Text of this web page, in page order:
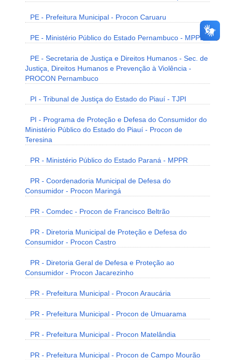
PE - Prefeitura Municipal - Procon Caruaru
PE - Ministério Público do Estado Pernambuco - MPPE
PE - Secretaria de Justiça e Direitos Humanos - Sec. de
Justiça, Direitos Humanos e Prevenção à Violência -
PROCON Pernambuco
PI - Tribunal de Justiça do Estado do Piauí - TJPI
PI - Programa de Proteção e Defesa do Consumidor do
Ministério Público do Estado do Piauí - Procon de
Teresina
PR - Ministério Público do Estado Paraná - MPPR
PR - Coordenadoria Municipal de Defesa do
Consumidor - Procon Maringá
PR - Comdec - Procon de Francisco Beltrão
PR - Diretoria Municipal de Proteção e Defesa do
Consumidor - Procon Castro
PR - Diretoria Geral de Defesa e Proteção ao
Consumidor - Procon Jacarezinho
PR - Prefeitura Municipal - Procon Araucária
PR - Prefeitura Municipal - Procon de Umuarama
PR - Prefeitura Municipal - Procon Matelândia
PR - Prefeitura Municipal - Procon de Campo Mourão